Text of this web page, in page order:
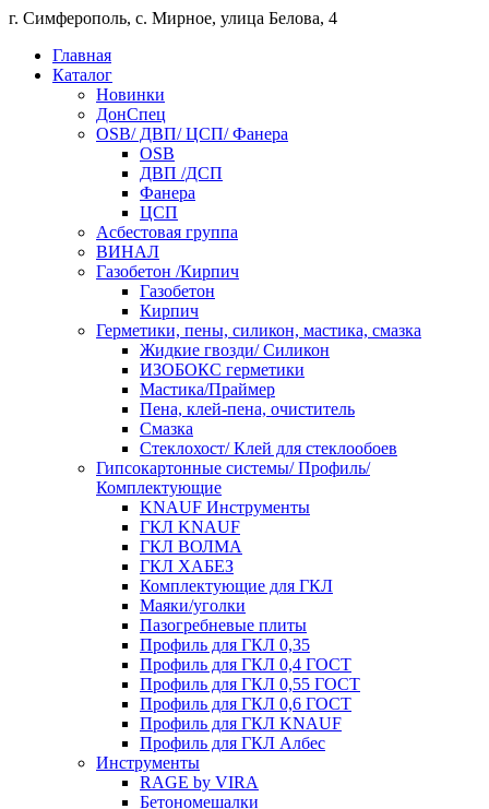
г. Симферополь, с. Мирное, улица Белова, 4
Главная
Каталог
Новинки
ДонСпец
OSB/ ДВП/ ЦСП/ Фанера
OSB
ДВП /ДСП
Фанера
ЦСП
Асбестовая группа
ВИНАЛ
Газобетон /Кирпич
Газобетон
Кирпич
Герметики, пены, силикон, мастика, смазка
Жидкие гвозди/ Силикон
ИЗОБОКС герметики
Мастика/Праймер
Пена, клей-пена, очиститель
Смазка
Стеклохост/ Клей для стеклообоев
Гипсокартонные системы/ Профиль/
Комплектующие
KNAUF Инструменты
ГКЛ KNAUF
ГКЛ ВОЛМА
ГКЛ ХАБЕЗ
Комплектующие для ГКЛ
Маяки/уголки
Пазогребневые плиты
Профиль для ГКЛ 0,35
Профиль для ГКЛ 0,4 ГОСТ
Профиль для ГКЛ 0,55 ГОСТ
Профиль для ГКЛ 0,6 ГОСТ
Профиль для ГКЛ KNAUF
Профиль для ГКЛ Албес
Инструменты
RAGE by VIRA
Бетономешалки